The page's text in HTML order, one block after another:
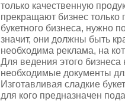
только качественную
прекращают бизнес только
букетного бизнеса, нужно
значит, они должны быть
необходима реклама, на
Для ведения этого бизнеса
необходимые документы
Изготавливая сладкие
для кого предназначен